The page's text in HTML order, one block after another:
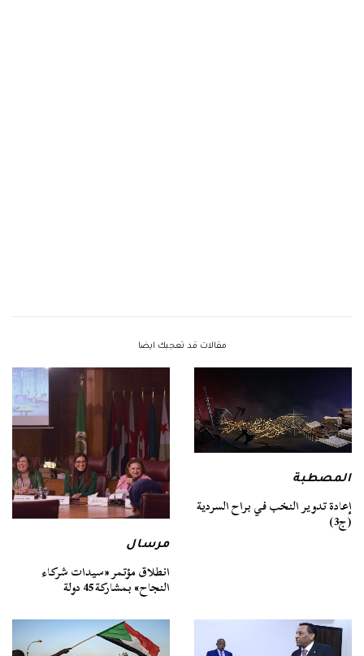
مقالات قد تعجبك ايضا
المصطبة
إعادة تدوير النخب في براح السردية
(ج3)
مرسال
انطلاق مؤتمر «سيدات شركاء
النجاح» بمشاركة 45 دولة